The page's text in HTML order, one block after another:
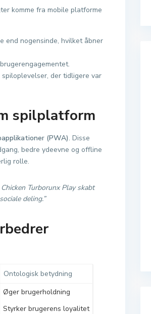
komme fra mobile platforme
end nogensinde, hvilket åbner
der tidligere var
spilplatform
(PWA). Disse
bedre ydeevne og offline
rolle.
Turborunx Play skabt
deling.”
Ontologisk betydning
Øger brugerholdning
Styrker brugerens loyalitet